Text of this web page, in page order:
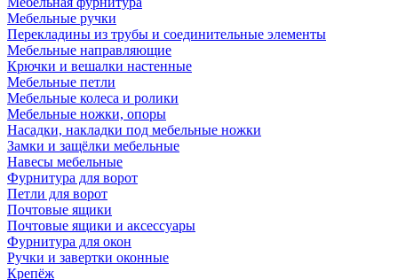
Мебельные ручки
Перекладины из трубы и соединительные элементы
Мебельные направляющие
Крючки и вешалки настенные
Мебельные петли
Мебельные колеса и ролики
Мебельные ножки, опоры
Насадки, накладки под мебельные ножки
Замки и защёлки мебельные
Навесы мебельные
Фурнитура для ворот
Петли для ворот
Почтовые ящики
Почтовые ящики и аксессуары
Фурнитура для окон
Ручки и завертки оконные
Крепёж